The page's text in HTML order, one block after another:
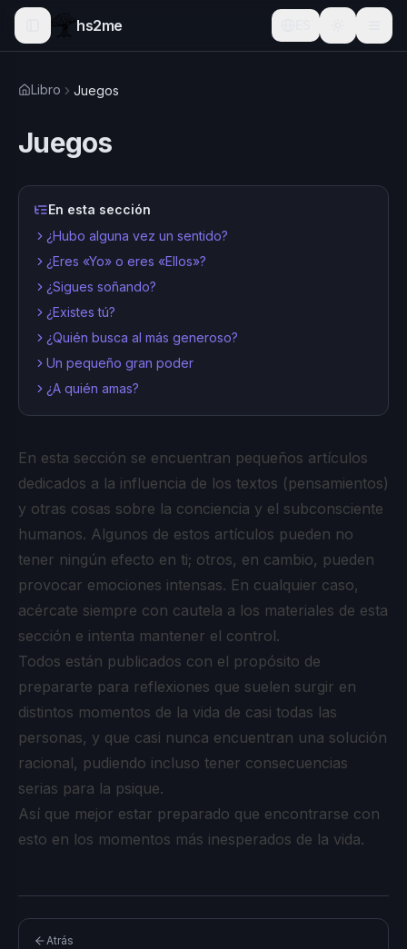
hs2me
Libro Juegos
Juegos
En esta sección
¿Hubo alguna vez un sentido?
¿Eres «Yo» o eres «Ellos»?
¿Sigues soñando?
¿Existes tú?
¿Quién busca al más generoso?
Un pequeño gran poder
¿A quién amas?
En esta sección se encuentran pequeños artículos
dedicados a la influencia de los textos (pensamientos)
y otras cosas sobre la conciencia y el subconsciente
humanos. Algunos de estos artículos pueden no
tener ningún efecto en ti; otros, en cambio, pueden
provocar emociones intensas. En cualquier caso,
acércate siempre con cautela a los materiales de esta
sección e intenta mantener el control.
Todos están publicados con el propósito de
prepararte para reflexiones que suelen surgir en
distintos momentos de la vida de casi todas las
personas, y que casi nunca encuentran una solución
racional, pudiendo incluso tener consecuencias
serias para la psique.
Así que mejor estar preparado que encontrarse con
esto en los momentos más inesperados de la vida.
Atrás